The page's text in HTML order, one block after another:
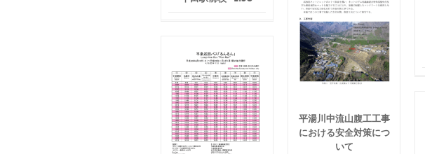
平湯川中流山腹工工事
における安全対策につ
いて